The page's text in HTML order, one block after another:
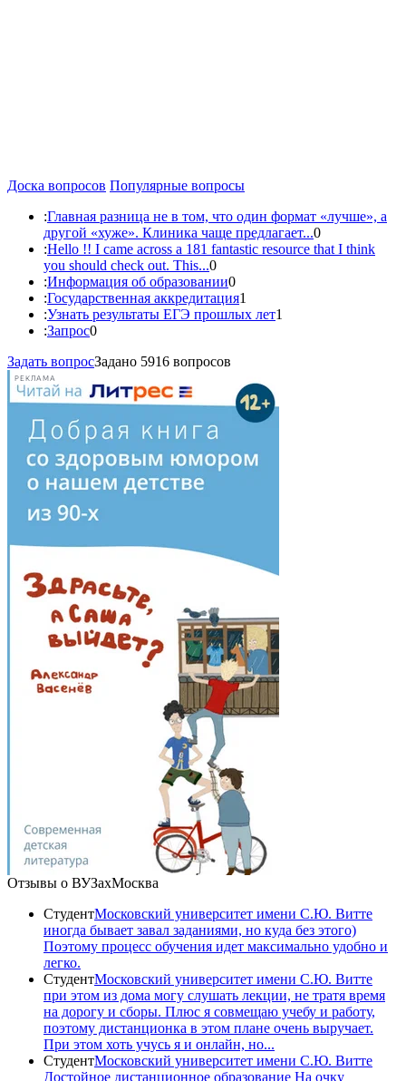
Доска вопросов Популярные вопросы
:Главная разница не в том, что один формат «лучше», а
другой «хуже». Клиника чаще предлагает...0
:Hello !! I came across a 181 fantastic resource that I think
you should check out. This...0
:Информация об образовании0
:Государственная аккредитация1
:Узнать результаты ЕГЭ прошлых лет1
:Запрос0
Задать вопросЗадано 5916 вопросов
РЕКЛАМА
Отзывы о ВУЗахМосква
СтудентМосковский университет имени С.Ю. Витте
иногда бывает завал заданиями, но куда без этого)
Поэтому процесс обучения идет максимально удобно и
легко.
СтудентМосковский университет имени С.Ю. Витте
при этом из дома могу слушать лекции, не тратя время
на дорогу и сборы. Плюс я совмещаю учебу и работу,
поэтому дистанционка в этом плане очень выручает.
При этом хоть учусь я и онлайн, но...
СтудентМосковский университет имени С.Ю. Витте
Достойное дистанционное образование На очку